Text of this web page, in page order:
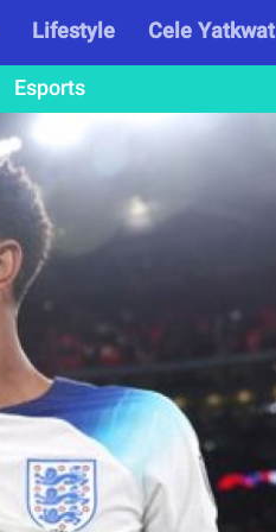
Lifestyle Cele Yatkwat
Esports